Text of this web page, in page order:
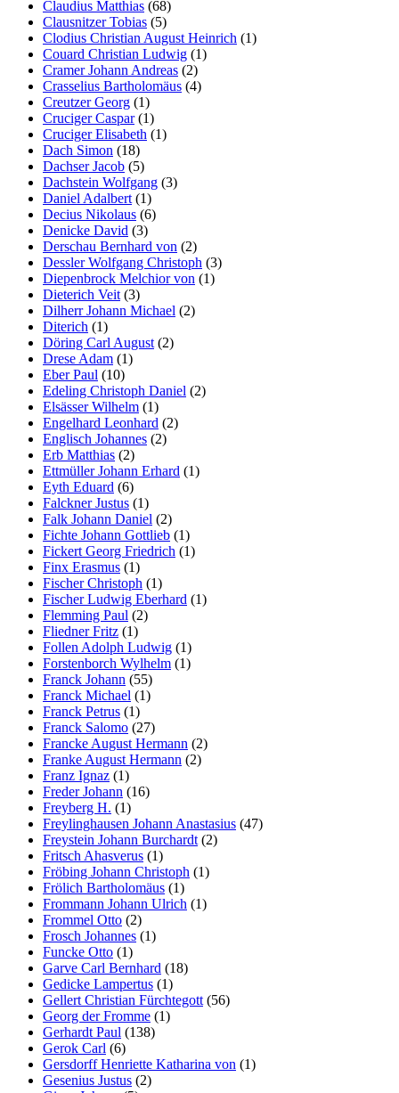
Claudius Matthias (68)
Clausnitzer Tobias (5)
Clodius Christian August Heinrich (1)
Couard Christian Ludwig (1)
Cramer Johann Andreas (2)
Crasselius Bartholomäus (4)
Creutzer Georg (1)
Cruciger Caspar(1)
Cruciger Elisabeth (1)
Dach Simon (18)
Dachser Jacob (5)
Dachstein Wolfgang (3)
Daniel Adalbert (1)
Decius Nikolaus (6)
Denicke David (3)
Derschau Bernhard von (2)
Dessler Wolfgang Christoph (3)
Diepenbrock Melchior von (1)
Dieterich Veit (3)
Dilherr Johann Michael (2)
Diterich (1)
Döring Carl August (2)
Drese Adam (1)
Eber Paul (10)
Edeling Christoph Daniel (2)
Elsässer Wilhelm (1)
Engelhard Leonhard (2)
Englisch Johannes (2)
Erb Matthias (2)
Ettmüller Johann Erhard (1)
Eyth Eduard (6)
Falckner Justus (1)
Falk Johann Daniel (2)
Fichte Johann Gottlieb (1)
Fickert Georg Friedrich (1)
Finx Erasmus (1)
Fischer Christoph (1)
Fischer Ludwig Eberhard (1)
Flemming Paul (2)
Fliedner Fritz (1)
Follen Adolph Ludwig (1)
Forstenborch Wylhelm (1)
Franck Johann (55)
Franck Michael (1)
Franck Petrus (1)
Franck Salomo (27)
Francke August Hermann (2)
Franke August Hermann (2)
Franz Ignaz (1)
Freder Johann (16)
Freyberg H. (1)
Freylinghausen Johann Anastasius (47)
Freystein Johann Burchardt (2)
Fritsch Ahasverus (1)
Fröbing Johann Christoph (1)
Frölich Bartholomäus (1)
Frommann Johann Ulrich (1)
Frommel Otto (2)
Frosch Johannes (1)
Funcke Otto (1)
Garve Carl Bernhard (18)
Gedicke Lampertus (1)
Gellert Christian Fürchtegott (56)
Georg der Fromme (1)
Gerhardt Paul (138)
Gerok Carl (6)
Gersdorff Henriette Katharina von (1)
Gesenius Justus (2)